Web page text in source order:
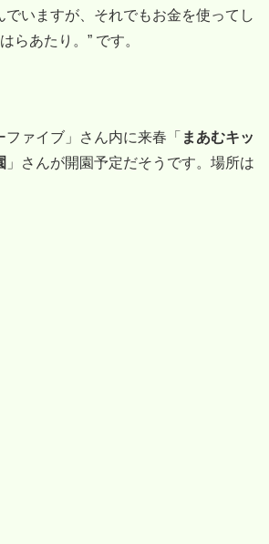
でいますが、それでもお金を使ってし
らあたり。” です。
ァイブ」さん内に来春「 まあむキッ
」さんが開園予定だそうです。場所は